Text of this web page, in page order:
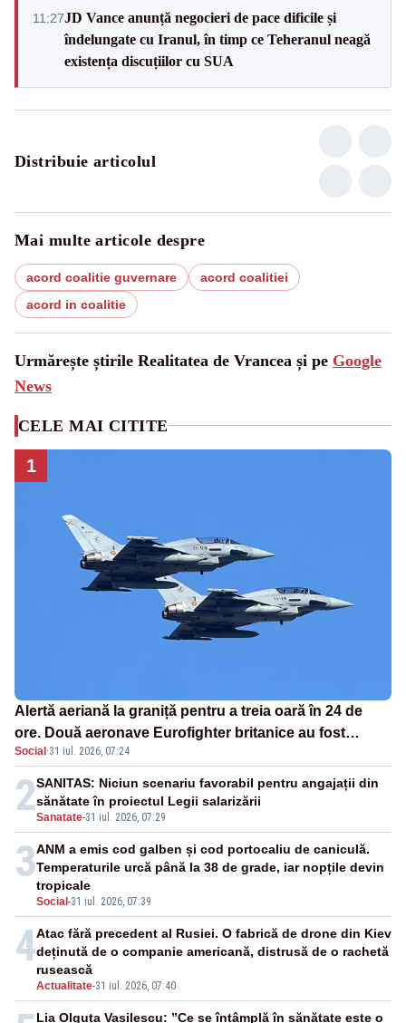
11:27JD Vance anunță negocieri de pace dificile și
îndelungate cu Iranul, în timp ce Teheranul neagă
existența discuțiilor cu SUA
Distribuie articolul
Mai multe articole despre
acord coalitie guvernare
acord coalitiei
acord in coalitie
Urmărește știrile Realitatea de Vrancea și pe Google
News
CELE MAI CITITE
1
Alertă aeriană la graniță pentru a treia oară în 24 de
ore. Două aeronave Eurofighter britanice au fost
ridicate de la sol
Social ·31 iul. 2026, 07:24
2Sanatate-31 iul. 2026, 07:29
SANITAS: Niciun scenariu favorabil pentru angajații din
sănătate în proiectul Legii salarizării
3
Social -31 iul. 2026, 07:39
ANM a emis cod galben și cod portocaliu de caniculă.
Temperaturile urcă până la 38 de grade, iar nopțile devin
tropicale
4
Actualitate-31 iul. 2026, 07:40
Atac fără precedent al Rusiei. O fabrică de drone din Kiev
deținută de o companie americană, distrusă de o rachetă
rusească
Lia Olguța Vasilescu: ”Ce se întâmplă în sănătate este o